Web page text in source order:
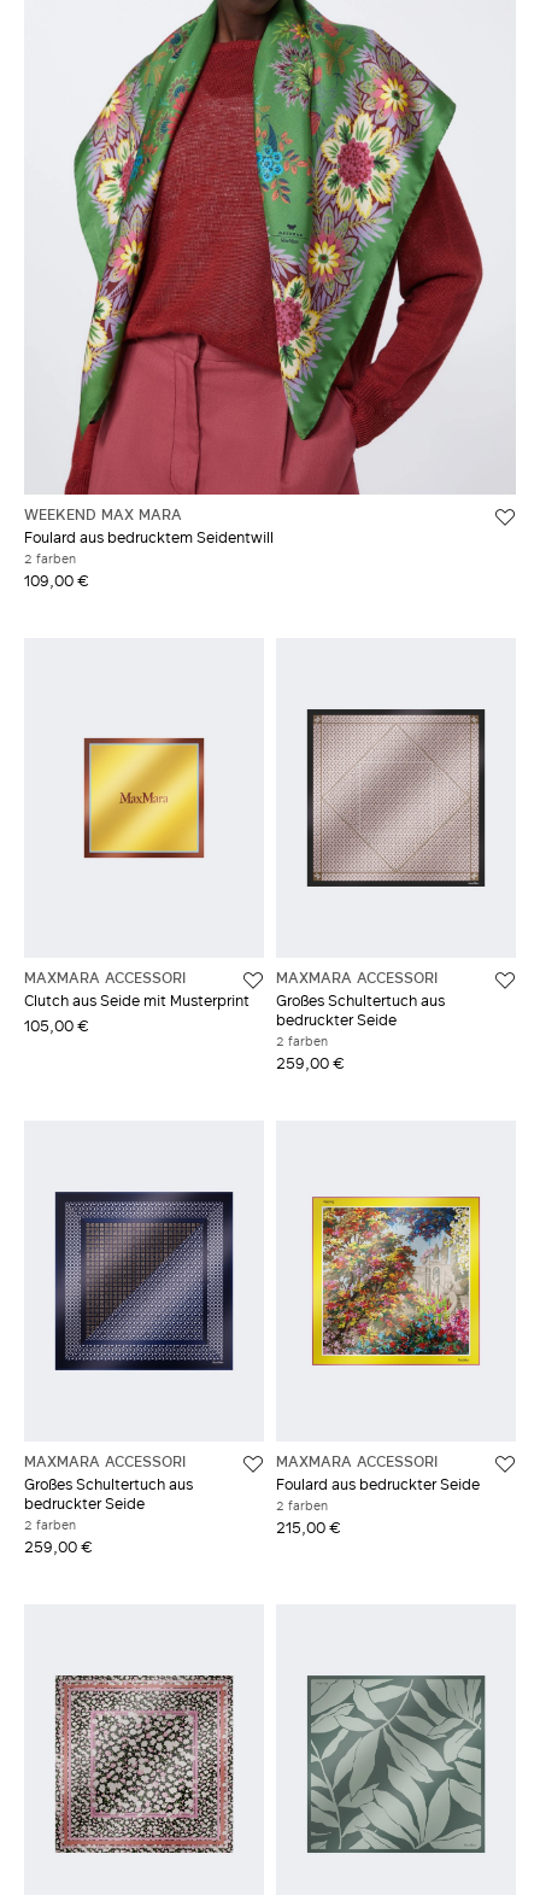
WEEKEND MAX MARA
Foulard aus bedrucktem Seidentwill
2 farben
109,00 €
MAXMARA ACCESSORI
Clutch aus Seide mit Musterprint
105,00 €
MAXMARA ACCESSORI
Großes Schultertuch aus
bedruckter Seide
2 farben
259,00 €
MAXMARA ACCESSORI
Großes Schultertuch aus
bedruckter Seide
2 farben
259,00 €
MAXMARA ACCESSORI
Foulard aus bedruckter Seide
2 farben
215,00 €